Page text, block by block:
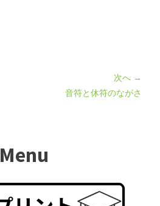
次へ →
音符と休符のながさ
Menu